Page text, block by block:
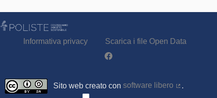
Informativa privacy
Scarica i file Open Data
Partecipa - Poliste su Facebook
Sito web creato con software libero
.